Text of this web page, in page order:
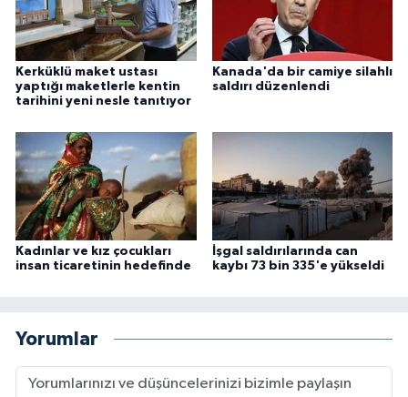
Kerküklü maket ustası
yaptığı maketlerle kentin
tarihini yeni nesle tanıtıyor
Kanada'da bir camiye silahlı
saldırı düzenlendi
Kadınlar ve kız çocukları
insan ticaretinin hedefinde
İşgal saldırılarında can
kaybı 73 bin 335'e yükseldi
Yorumlar
Konya Müftülüğü
Kütahya Müftülüğü
Malatya Müftülüğü
Manisa Müftülüğü
Mardin Müftülüğü
Mersin Müftülüğü